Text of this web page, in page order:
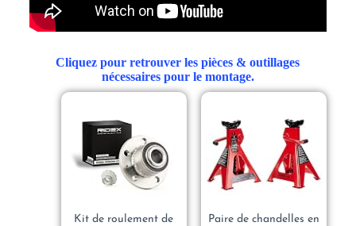
Cliquez pour retrouver les pièces & outillages
nécessaires pour le montage.
Kit de roulement de
Paire de chandelles en